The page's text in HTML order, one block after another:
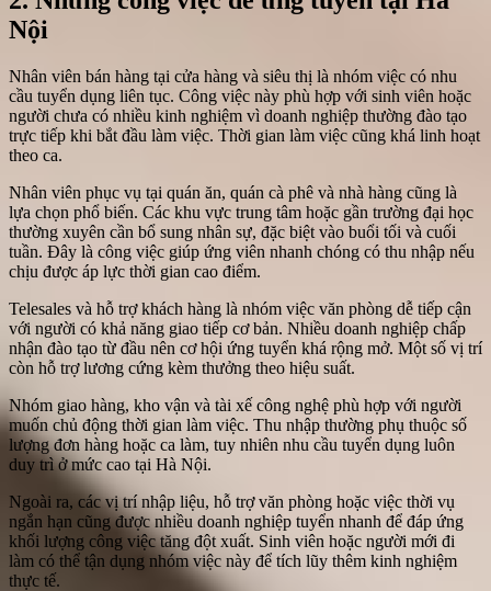
Nội
Nhân viên bán hàng tại cửa hàng và siêu thị là nhóm việc có nhu
cầu tuyển dụng liên tục. Công việc này phù hợp với sinh viên hoặc
người chưa có nhiều kinh nghiệm vì doanh nghiệp thường đào tạo
trực tiếp khi bắt đầu làm việc. Thời gian làm việc cũng khá linh hoạt
theo ca.
Nhân viên phục vụ tại quán ăn, quán cà phê và nhà hàng cũng là
lựa chọn phổ biến. Các khu vực trung tâm hoặc gần trường đại học
thường xuyên cần bổ sung nhân sự, đặc biệt vào buổi tối và cuối
tuần. Đây là công việc giúp ứng viên nhanh chóng có thu nhập nếu
chịu được áp lực thời gian cao điểm.
Telesales và hỗ trợ khách hàng là nhóm việc văn phòng dễ tiếp cận
với người có khả năng giao tiếp cơ bản. Nhiều doanh nghiệp chấp
nhận đào tạo từ đầu nên cơ hội ứng tuyển khá rộng mở. Một số vị trí
còn hỗ trợ lương cứng kèm thưởng theo hiệu suất.
Nhóm giao hàng, kho vận và tài xế công nghệ phù hợp với người
muốn chủ động thời gian làm việc. Thu nhập thường phụ thuộc số
lượng đơn hàng hoặc ca làm, tuy nhiên nhu cầu tuyển dụng luôn
duy trì ở mức cao tại Hà Nội.
Ngoài ra, các vị trí nhập liệu, hỗ trợ văn phòng hoặc việc thời vụ
ngắn hạn cũng được nhiều doanh nghiệp tuyển nhanh để đáp ứng
khối lượng công việc tăng đột xuất. Sinh viên hoặc người mới đi
làm có thể tận dụng nhóm việc này để tích lũy thêm kinh nghiệm
thực tế.